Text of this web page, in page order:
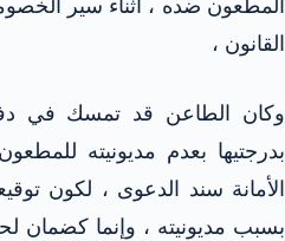
المطعون ضده ، أثناء سير
القانون ،
وكان الطاعن قد تمسك في
بدرجتيها بعدم مديونيته
الأمانة سند الدعوى ، لكون
بسبب مديونيته ، وإنما كضمان